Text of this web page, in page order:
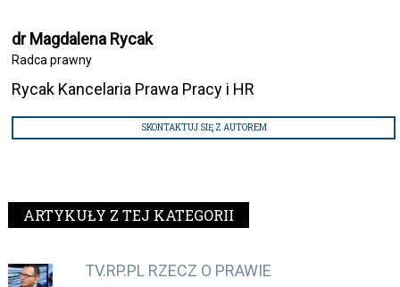
dr Magdalena Rycak
Radca prawny
Rycak Kancelaria Prawa Pracy i HR
SKONTAKTUJ SIĘ Z AUTOREM
ARTYKUŁY Z TEJ KATEGORII
TV.RP.PL RZECZ O PRAWIE